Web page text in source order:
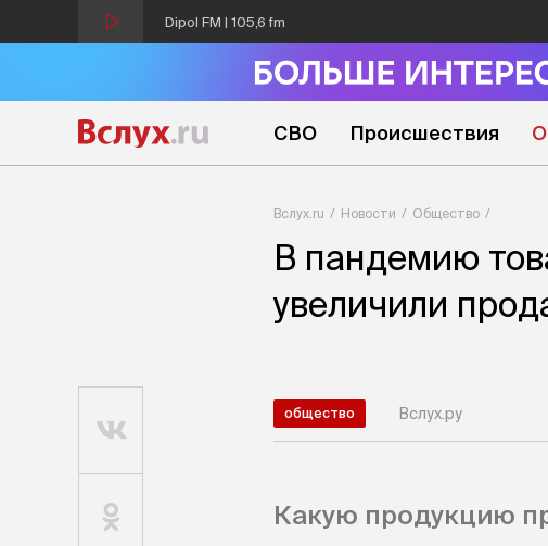
Dipol FM | 105,6 fm
СВО Происшествия
Вслух.ru Новости Общество
В пандемию
увеличили
общество Вслух.ру
Какую продукцию